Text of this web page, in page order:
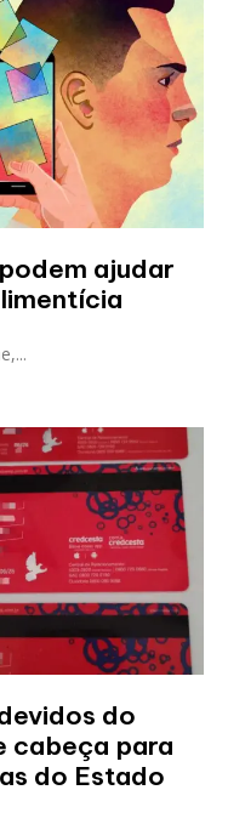
ajudar
do
cabeça para
do Estado